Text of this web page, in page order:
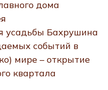
дома
усадьбы Бахрушина
событий в
мире – открытие
квартала